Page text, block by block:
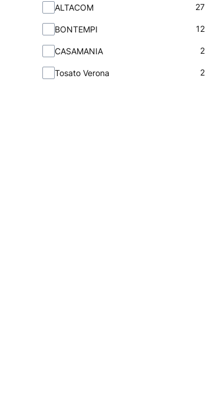
ALTACOM 27
BONTEMPI 12
CASAMANIA 2
Tosato Verona 2